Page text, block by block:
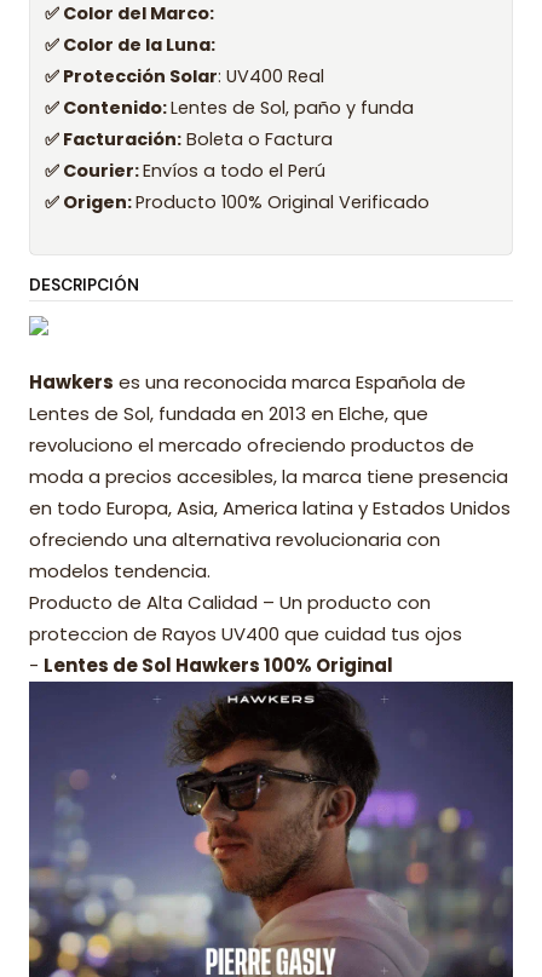
✅ Color del Marco:
✅ Color de la Luna:
✅ Protección Solar: UV400 Real
✅ Contenido:Lentes de Sol, paño y funda
✅ Facturación: Boleta o Factura
✅ Courier:Envíos a todo el Perú
✅ Origen:Producto 100% Original Verificado
DESCRIPCIÓN
Hawkers es una reconocida marca Española de
Lentes de Sol, fundada en 2013 en Elche, que
revoluciono el mercado ofreciendo productos de
moda a precios accesibles, la marca tiene presencia
en todo Europa, Asia, America latina y Estados Unidos
ofreciendo una alternativa revolucionaria con
modelos tendencia.
Producto de Alta Calidad – Un producto con
proteccion de Rayos UV400 que cuidad tus ojos
- Lentes de Sol Hawkers 100% Original